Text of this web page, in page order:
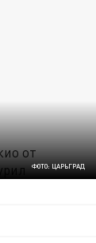
ФОТО: ЦАРЬГРАД